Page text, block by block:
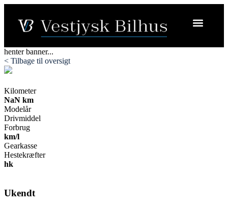
henter banner...
< Tilbage til oversigt
Kilometer
NaN km
Modelår
Drivmiddel
Forbrug
km/l
Gearkasse
Hestekræfter
hk
Ukendt